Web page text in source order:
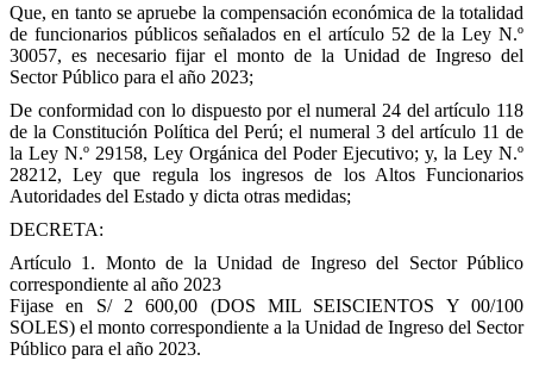
Que, en tanto se apruebe la compensación económica de la totalidad
de funcionarios públicos señalados en el artículo 52 de la Ley N.º
30057, es necesario fijar el monto de la Unidad de Ingreso del
Sector Público para el año 2023;
De conformidad con lo dispuesto por el numeral 24 del artículo 118
de la Constitución Política del Perú; el numeral 3 del artículo 11 de
la Ley N.º 29158, Ley Orgánica del Poder Ejecutivo; y, la Ley N.º
28212, Ley que regula los ingresos de los Altos Funcionarios
Autoridades del Estado y dicta otras medidas;
DECRETA:
Artículo 1. Monto de la Unidad de Ingreso del Sector Público
correspondiente al año 2023
Fijase en S/ 2 600,00 (DOS MIL SEISCIENTOS Y 00/100
SOLES) el monto correspondiente a la Unidad de Ingreso del Sector
Público para el año 2023.